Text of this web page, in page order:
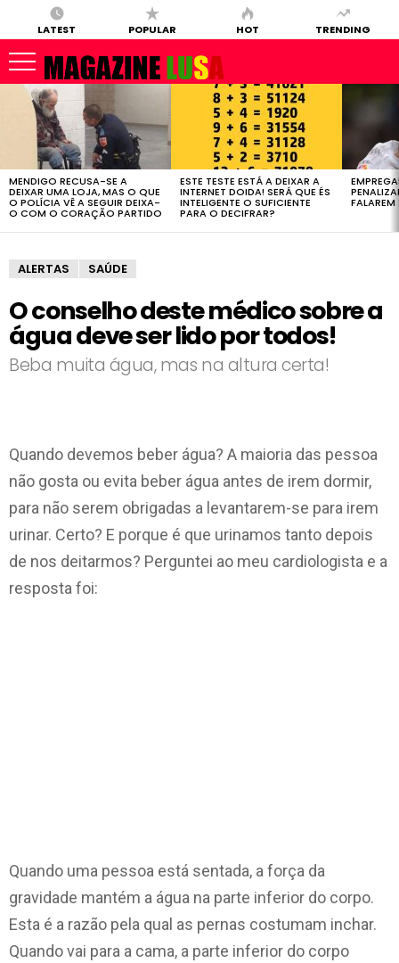
LATEST POPULAR HOT TRENDING
LATEST
STORIES
MENDIGO RECUSA-SE A
DEIXAR UMA LOJA, MAS O QUE
O POLÍCIA VÊ A SEGUIR DEIXA-
O COM O CORAÇÃO PARTIDO
ESTE TESTE ESTÁ A DEIXAR A
INTERNET DOIDA! SERÁ QUE ÉS
INTELIGENTE O SUFICIENTE
PARA O DECIFRAR?
FALAREM
ALERTAS SAÚDE
O conselho deste médico sobre a
água deve ser lido por todos!
Beba muita água, mas na altura certa!
Quando devemos beber água? A maioria das pessoa
não gosta ou evita beber água antes de irem dormir,
para não serem obrigadas a levantarem-se para irem
urinar. Certo? E porque é que urinamos tanto depois
de nos deitarmos? Perguntei ao meu cardiologista e a
resposta foi:
Quando uma pessoa está sentada, a força da
gravidade mantém a água na parte inferior do corpo.
Esta é a razão pela qual as pernas costumam inchar.
Quando vai para a cama, a parte inferior do corpo